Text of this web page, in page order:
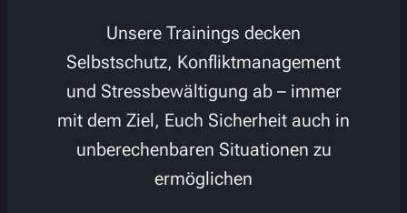
Unsere Trainings decken
Selbstschutz, Konfliktmanagement
und Stressbewältigung ab – immer
mit dem Ziel, Euch Sicherheit auch in
unberechenbaren Situationen zu
ermöglichen